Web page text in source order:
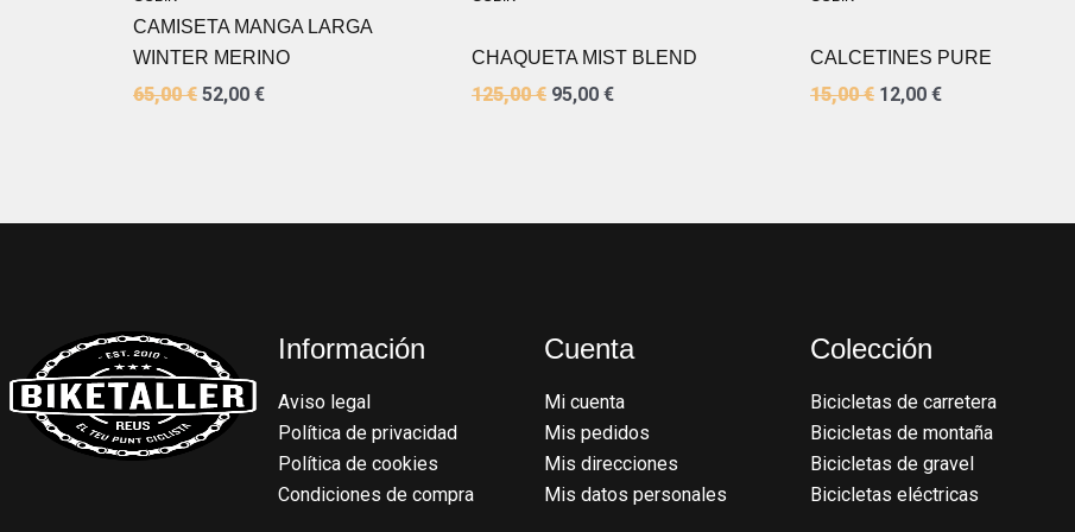
CAMISETA MANGA LARGA
WINTER MERINO
65,00€ 52,00 €
CHAQUETA MIST BLEND
125,00€ 95,00 €
CALCETINES PURE
15,00€ 12,00 €
Información
Aviso legal
Política de privacidad
Política de cookies
Condiciones de compra
Cuenta
Mi cuenta
Mis pedidos
Mis direcciones
Mis datos personales
Colección
Bicicletas de carretera
Bicicletas de montaña
Bicicletas de gravel
Bicicletas eléctricas